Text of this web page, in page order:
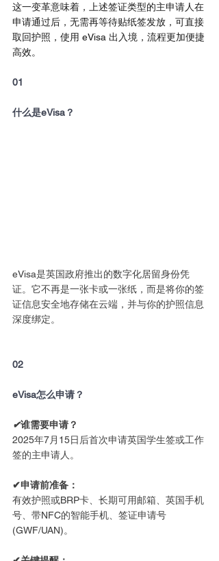
这一变革意味着，上述签证类型的主申请人在
申请通过后，无需再等待贴纸签发放，可直接
取回护照，使用 eVisa 出入境，流程更加便捷
高效。
01
什么是eVisa？
eVisa是英国政府推出的数字化居留身份凭
证。它不再是一张卡或一张纸，而是将你的签
证信息安全地存储在云端，并与你的护照信息
深度绑定。
02
eVisa怎么申请？
✔谁需要申请？
2025年7月15日后首次申请英国学生签或工作
签的主申请人。
✔申请前准备：
有效护照或BRP卡、长期可用邮箱、英国手机
号、带NFC的智能手机、签证申请号
(GWF/UAN)。